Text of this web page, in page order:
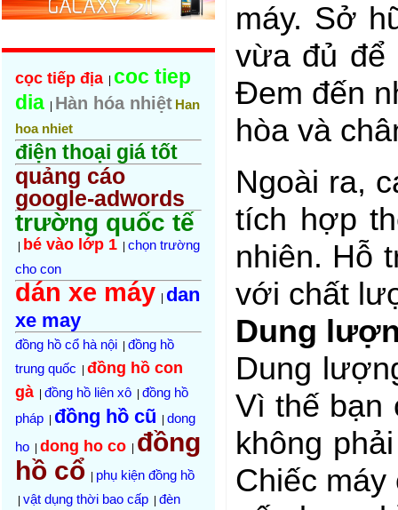
cọc tiếp địa
coc tiep
dia Hàn hóa nhiệt Han
hoa nhiet
điện thoại giá tốt
quảng cáo
google-adwords
trường quốc tế
bé vào lớp 1
chọn trường
cho con
dán xe máy dan
xe may
đồng hồ cổ hà nội
đồng hồ
trung quốc
đồng hồ con
gà
đồng hồ liên xô
đồng hồ
pháp
đồng hồ cũ
dong
ho
dong ho co
đồng
hồ cổ
phụ kiện đồng hồ
vật dụng thời bao cấp
đèn
máy. Sở
vừa đủ để
Đem đến
hòa và
Ngoài ra,
tích hợp
nhiên. Hỗ
với chất
Dung
Dung
Vì thế bạn
không
Chiếc